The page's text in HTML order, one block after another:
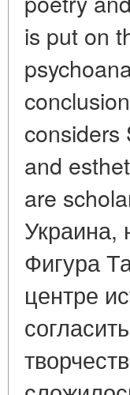
is put on
considers
and
are
Украина,
Фигура
центре